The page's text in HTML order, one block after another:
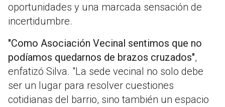
oportunidades y una marcada sensación de
incertidumbre.
"Como Asociación Vecinal sentimos que no
podíamos quedarnos de brazos cruzados",
enfatizó Silva. "La sede vecinal no solo debe
ser un lugar para resolver cuestiones
cotidianas del barrio, sino también un espacio